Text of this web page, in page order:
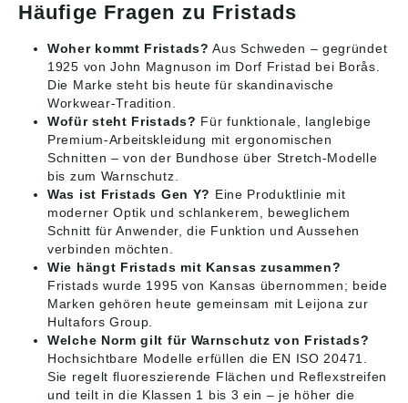
Häufige Fragen zu Fristads
Woher kommt Fristads? Aus Schweden – gegründet
1925 von John Magnuson im Dorf Fristad bei Borås.
Die Marke steht bis heute für skandinavische
Workwear-Tradition.
Wofür steht Fristads? Für funktionale, langlebige
Premium-Arbeitskleidung mit ergonomischen
Schnitten – von der Bundhose über Stretch-Modelle
bis zum Warnschutz.
Was ist Fristads Gen Y? Eine Produktlinie mit
moderner Optik und schlankerem, beweglichem
Schnitt für Anwender, die Funktion und Aussehen
verbinden möchten.
Wie hängt Fristads mit Kansas zusammen?
Fristads wurde 1995 von Kansas übernommen; beide
Marken gehören heute gemeinsam mit Leijona zur
Hultafors Group.
Welche Norm gilt für Warnschutz von Fristads?
Hochsichtbare Modelle erfüllen die EN ISO 20471.
Sie regelt fluoreszierende Flächen und Reflexstreifen
und teilt in die Klassen 1 bis 3 ein – je höher die